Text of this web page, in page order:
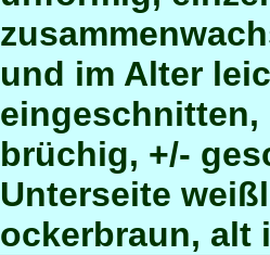
und im Alter
brüchig, +/-
Unterseite
ockerbraun, alt